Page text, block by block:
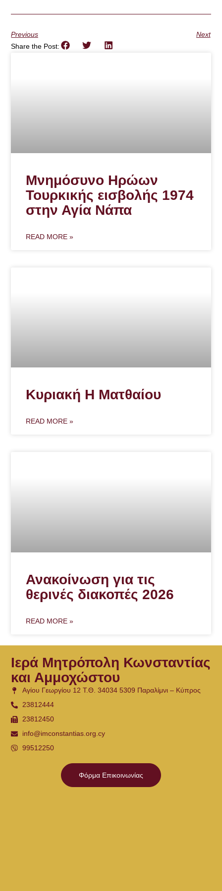
Previous
Next
Share the Post:
Μνημόσυνο Ηρώων
Τουρκικής εισβολής 1974
στην Αγία Νάπα
READ MORE »
Κυριακή Η Ματθαίου
READ MORE »
Ανακοίνωση για τις
θερινές διακοπές 2026
READ MORE »
Ιερά Μητρόπολη Κωνσταντίας
και Αμμοχώστου
Αγίου Γεωργίου 12 Τ.Θ. 34034 5309 Παραλίμνι – Κύπρος
23812444
23812450
info@imconstantias.org.cy
99512250
Φόρμα Επικοινωνίας